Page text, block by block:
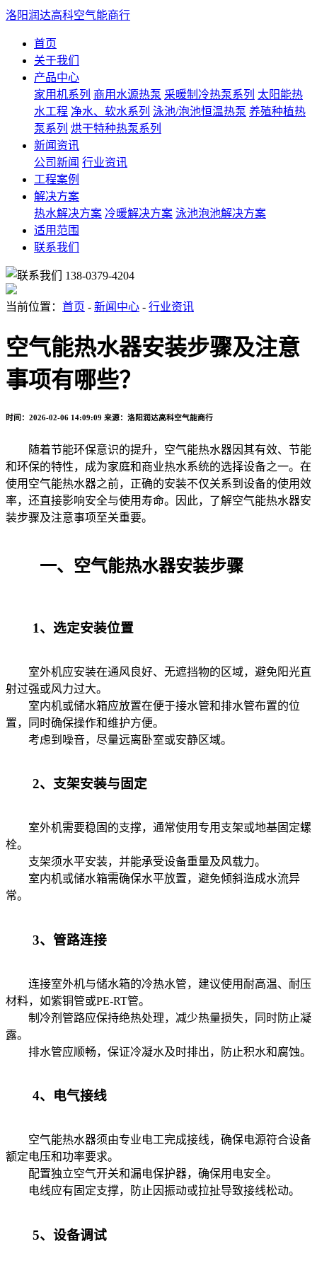
洛阳润达高科空气能商行
首页
关于我们
产品中心
家用机系列 商用水源热泵 采暖制冷热泵系列 太阳能热
水工程 净水、软水系列 泳池/泡池恒温热泵 养殖种植热
泵系列 烘干特种热泵系列
新闻资讯
公司新闻 行业资讯
工程案例
解决方案
热水解决方案 冷暖解决方案 泳池泡池解决方案
适用范围
联系我们
138-0379-4204
当前位置： 首页 - 新闻中心 - 行业资讯
空气能热水器安装步骤及注意
事项有哪些？
时间：2026-02-06 14:09:09 来源：洛阳润达高科空气能商行
随着节能环保意识的提升，空气能热水器因其有效、节能
和环保的特性，成为家庭和商业热水系统的选择设备之一。在
使用空气能热水器之前，正确的安装不仅关系到设备的使用效
率，还直接影响安全与使用寿命。因此，了解空气能热水器安
装步骤及注意事项至关重要。
一、空气能热水器安装步骤
1、选定安装位置
室外机应安装在通风良好、无遮挡物的区域，避免阳光直
射过强或风力过大。
室内机或储水箱应放置在便于接水管和排水管布置的位
置，同时确保操作和维护方便。
考虑到噪音，尽量远离卧室或安静区域。
2、支架安装与固定
室外机需要稳固的支撑，通常使用专用支架或地基固定螺
栓。
支架须水平安装，并能承受设备重量及风载力。
室内机或储水箱需确保水平放置，避免倾斜造成水流异
常。
3、管路连接
连接室外机与储水箱的冷热水管，建议使用耐高温、耐压
材料，如紫铜管或PE-RT管。
制冷剂管路应保持绝热处理，减少热量损失，同时防止凝
露。
排水管应顺畅，保证冷凝水及时排出，防止积水和腐蚀。
4、电气接线
空气能热水器须由专业电工完成接线，确保电源符合设备
额定电压和功率要求。
配置独立空气开关和漏电保护器，确保用电安全。
电线应有固定支撑，防止因振动或拉扯导致接线松动。
5、设备调试